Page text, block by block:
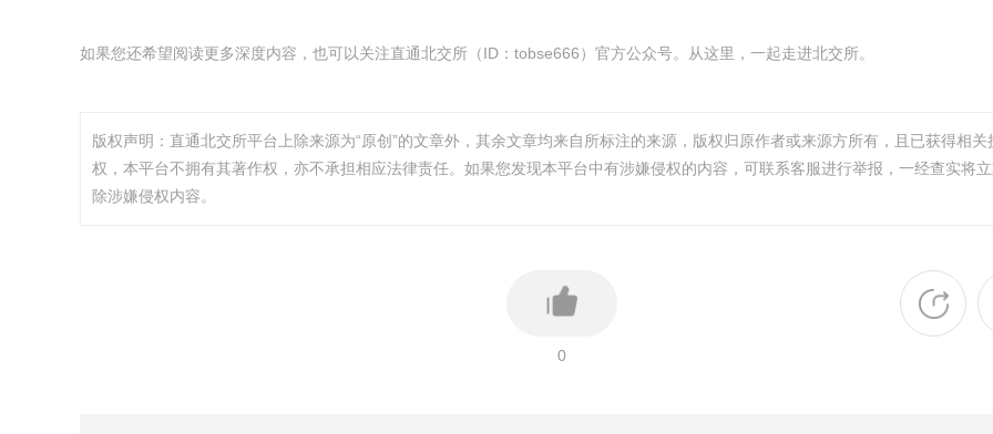
如果您还希望阅读更多深度内容，也可以关注直通北交所（ID：tobse666）官方公众号。从这里，一起走进北交所。
版权声明：直通北交所平台上除来源为“原创”的文章外，其余文章均来自所标注的来源，版权归原作者或来源方所有，且已获得相关
权，本平台不拥有其著作权，亦不承担相应法律责任。如果您发现本平台中有涉嫌侵权的内容，可联系客服进行举报，一经查实将
除涉嫌侵权内容。
0